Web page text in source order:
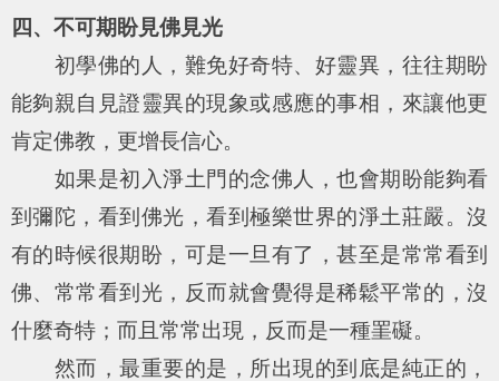
四、不可期盼見佛見光
初學佛的人，難免好奇特、好靈異，往往期盼
能夠親自見證靈異的現象或感應的事相，來讓他更
肯定佛教，更增長信心。
如果是初入淨土門的念佛人，也會期盼能夠看
到彌陀，看到佛光，看到極樂世界的淨土莊嚴。沒
有的時候很期盼，可是一旦有了，甚至是常常看到
佛、常常看到光，反而就會覺得是稀鬆平常的，沒
什麼奇特；而且常常出現，反而是一種罣礙。
然而，最重要的是，所出現的到底是純正的，